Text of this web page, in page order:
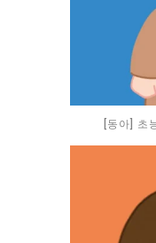
[동아] 초